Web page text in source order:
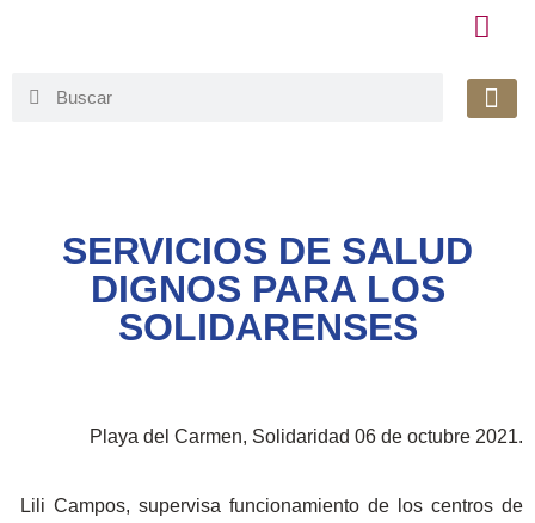
SERVICIOS DE SALUD
DIGNOS PARA LOS
SOLIDARENSES
Playa del Carmen, Solidaridad 06 de octubre 2021.
Lili Campos, supervisa funcionamiento de los centros de